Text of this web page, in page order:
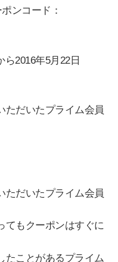
ンコード：
ら2016年5月22日
ただいたプライム会員
ただいたプライム会員
てもクーポンはすぐに
たことがあるプライム